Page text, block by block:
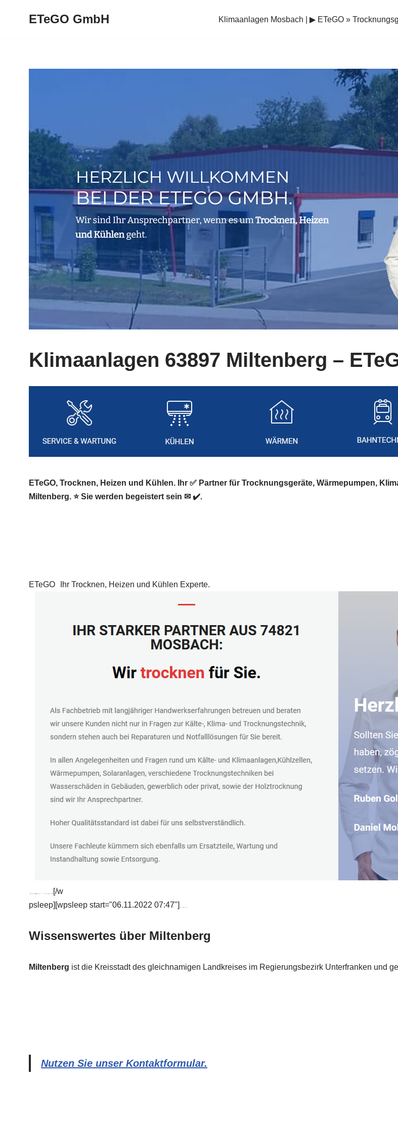
ETeGO GmbH Klimaanlagen Mosbach | ▶︎ ETeGO »
Klimaanlagen 63897 Miltenberg –
ETeGO, Trocknen, Heizen und Kühlen. Ihr ✅ Partner für Trocknungsgeräte, Wärmepumpen,
Miltenberg. ⭐ Sie werden begeistert sein ✉ ✔️.
ETeGO Ihr Trocknen, Heizen und Kühlen Experte.
[/w
psleep][wpsleep start="06.11.2022 07:47"]
Wissenswertes über Miltenberg
Miltenberg ist die Kreisstadt des gleichnamigen Landkreises im Regierungsbezirk Unterfranken und
Nutzen Sie unser Kontaktformular.